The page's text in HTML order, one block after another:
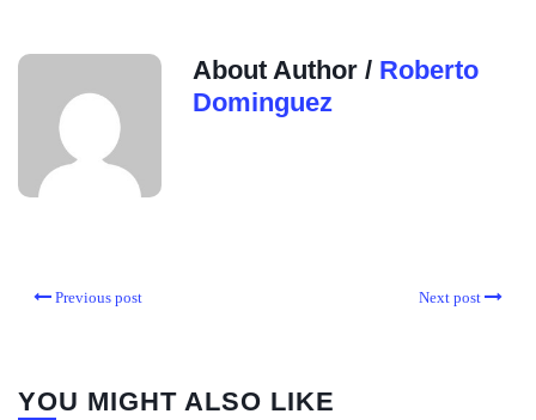
About Author / Roberto
Dominguez
Previous post Next post
YOU MIGHT ALSO LIKE